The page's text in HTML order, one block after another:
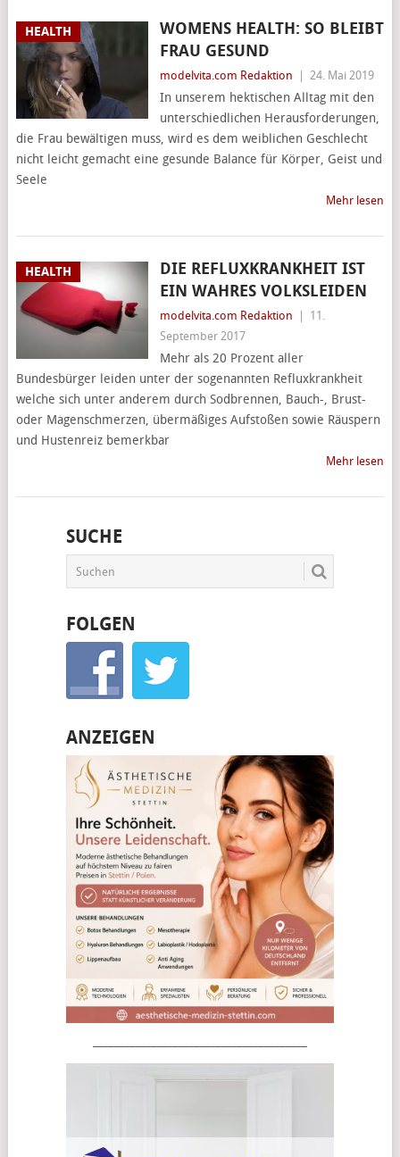
HEALTH
WOMENS HEALTH: SO BLEIBT
FRAU GESUND
modelvita.com Redaktion 24. Mai 2019
In unserem hektischen Alltag mit den
unterschiedlichen Herausforderungen,
die Frau bewältigen muss, wird es dem weiblichen Geschlecht
nicht leicht gemacht eine gesunde Balance für Körper, Geist und
Seele
Mehr lesen
HEALTH
DIE REFLUXKRANKHEIT IST
EIN WAHRES VOLKSLEIDEN
modelvita.com Redaktion
11.
September 2017
Mehr als 20 Prozent aller
Bundesbürger leiden unter der sogenannten Refluxkrankheit
welche sich unter anderem durch Sodbrennen, Bauch-, Brust-
oder Magenschmerzen, übermäßiges Aufstoßen sowie Räuspern
und Hustenreiz bemerkbar
Mehr lesen
SUCHE
FOLGEN
ANZEIGEN